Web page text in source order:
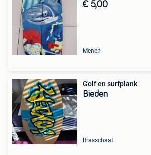
€ 5,00
Menen
Golf en surfplank
Bieden
Brasschaat